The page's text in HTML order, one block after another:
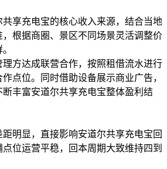
享充电宝的核心收入来源，结合当地
根据商圈、景区不同场景灵活调整价
方达成联营合作，按照租借流水进行
点位。同时借助设备展示商业广告，
丰富安道尔共享充电宝整体盈利结
明显，直接影响安道尔共享充电宝回
位运营平稳，回本周期大致维持四到